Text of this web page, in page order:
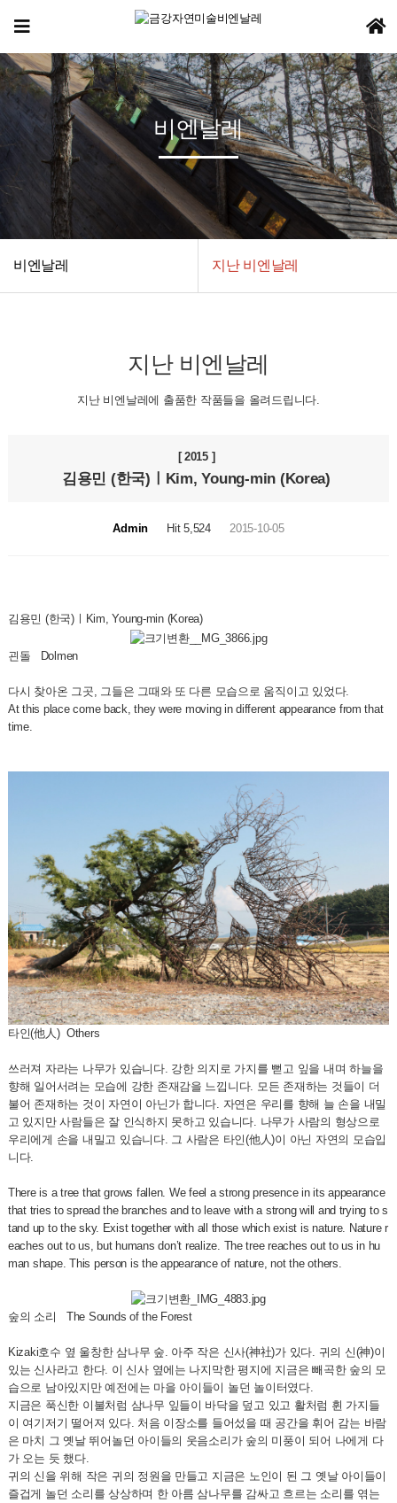
비엔날레 지난 비엔날레
비엔날레
지난 비엔날레
지난 비엔날레에 출품한 작품들을 올려드립니다.
[ 2015 ]
김용민 (한국)ㅣKim, Young-min (Korea)
Admin Hit 5,524 2015-10-05
김용민 (한국)ㅣKim, Young-min (Korea)
괸돌 Dolmen
다시 찾아온 그곳, 그들은 그때와 또 다른 모습으로 움직이고 있었다.
At this place come back, they were moving in different appearance from that
time.
타인(他人) Others
쓰러져 자라는 나무가 있습니다. 강한 의지로 가지를 뻗고 잎을 내며 하늘을
향해 일어서려는 모습에 강한 존재감을 느낍니다. 모든 존재하는 것들이 더
불어 존재하는 것이 자연이 아닌가 합니다. 자연은 우리를 향해 늘 손을 내밀
고 있지만 사람들은 잘 인식하지 못하고 있습니다. 나무가 사람의 형상으로
우리에게 손을 내밀고 있습니다. 그 사람은 타인(他人)이 아닌 자연의 모습입
니다.
There is a tree that grows fallen. We feel a strong presence in its appearance
that tries to spread the branches and to leave with a strong will and trying to s
tand up to the sky. Exist together with all those which exist is nature. Nature r
eaches out to us, but humans don’t realize. The tree reaches out to us in hu
man shape. This person is the appearance of nature, not the others.
숲의 소리 The Sounds of the Forest
Kizaki호수 옆 울창한 삼나무 숲. 아주 작은 신사(神社)가 있다. 귀의 신(神)이
있는 신사라고 한다. 이 신사 옆에는 나지막한 평지에 지금은 빼곡한 숲의 모
습으로 남아있지만 예전에는 마을 아이들이 놀던 놀이터였다.
지금은 푹신한 이불처럼 삼나무 잎들이 바닥을 덮고 있고 활처럼 휜 가지들
이 여기저기 떨어져 있다. 처음 이장소를 들어섰을 때 공간을 휘어 감는 바람
은 마치 그 옛날 뛰어놀던 아이들의 웃음소리가 숲의 미풍이 되어 나에게 다
가 오는 듯 했다.
귀의 신을 위해 작은 귀의 정원을 만들고 지금은 노인이 된 그 옛날 아이들이
즐겁게 놀던 소리를 상상하며 한 아름 삼나무를 감싸고 흐르는 소리를 엮는